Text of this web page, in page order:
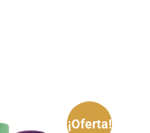
¡Oferta!